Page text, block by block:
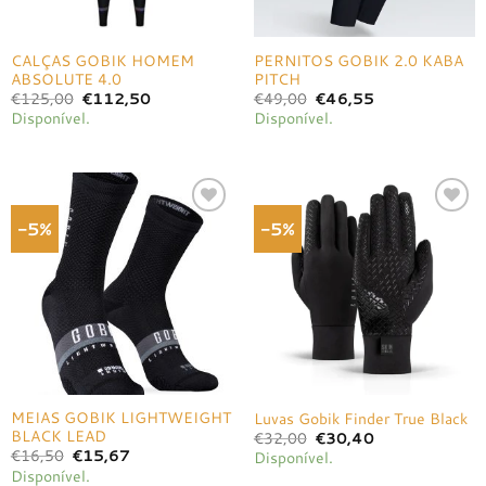
CALÇAS GOBIK HOMEM
ABSOLUTE 4.0
€125,00 O
preço
original
€112,50O
Disponível.
PERNITOS GOBIK 2.0 KABA
PITCH
€49,00 O
preço
original
€46,55O
Disponível.
-5%
Adicionar
à lista de
desejos
MEIAS GOBIK LIGHTWEIGHT
BLACK LEAD
€16,50 O
preço
€15,67O
Disponível.
-5%
Adicionar
à lista de
desejos
Luvas Gobik Finder True Black
€32,00 O
preço
original
€30,40O
Disponível.